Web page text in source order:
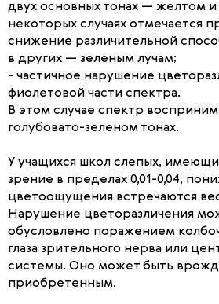
двух основных тонах — желтом и
некоторых случаях отмечается
снижение различительной
в других — зеленым лучам;
- частичное нарушение
фиолетовой части спектра.
В этом случае спектр
голубовато-зеленом тонах.
У учащихся школ слепых,
зрение в пределах 0,01-0,04,
цветоощущения встречаются
Нарушение цветоразличения
обусловлено поражением
глаза зрительного нерва или
системы. Оно может быть
приобретенным.